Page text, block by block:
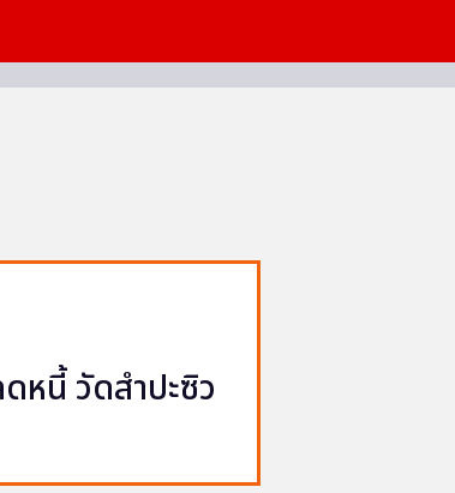
หนี้ วัดสำปะซิว